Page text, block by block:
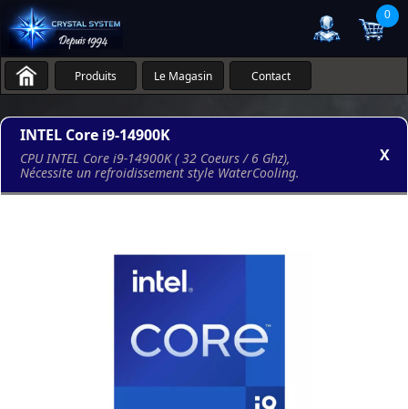
0
Produits Le Magasin Contact
INTEL Core i9-14900K
CPU INTEL Core i9-14900K ( 32 Coeurs / 6 Ghz),
Nécessite un refroidissement style WaterCooling.
X